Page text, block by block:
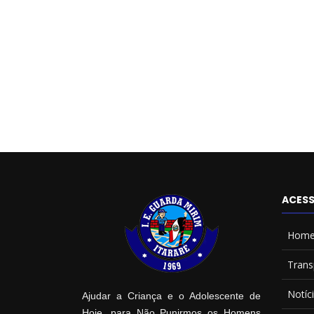
Ajudar a Criança e o Adolescente de